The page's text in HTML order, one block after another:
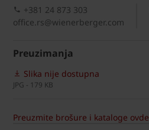
+381 24 873 303
office.rs@wienerberger.com
Preuzimanja
Slika nije dostupna
JPG - 179 KB
Preuzmite brošure i kataloge ovde